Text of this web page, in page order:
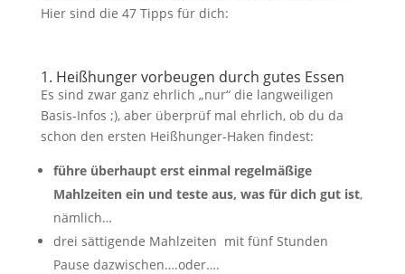
Hier sind die 47 Tipps für dich:
1. Heißhunger vorbeugen durch gutes Essen
Es sind zwar ganz ehrlich „nur“ die langweiligen
Basis-Infos ;), aber überprüf mal ehrlich, ob du da
schon den ersten Heißhunger-Haken findest:
führe überhaupt erst einmal regelmäßige
Mahlzeiten ein und teste aus, was für dich gut ist,
nämlich…
drei sättigende Mahlzeiten mit fünf Stunden
Pause dazwischen….oder….